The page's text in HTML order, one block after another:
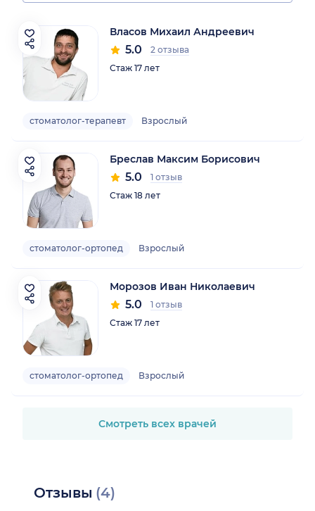
Власов Михаил Андреевич
5.0
2 отзыва
Стаж 17 лет
стоматолог-терапевт Взрослый
Бреслав Максим Борисович
5.0
1 отзыв
Стаж 18 лет
стоматолог-ортопед Взрослый
Морозов Иван Николаевич
5.0
1 отзыв
Стаж 17 лет
стоматолог-ортопед Взрослый
Смотреть всех врачей
Отзывы (4)